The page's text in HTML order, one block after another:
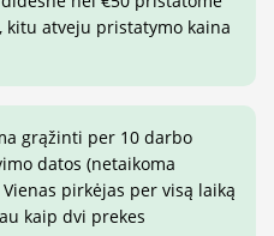
kitu atveju pristatymo kaina
grąžinti per 10 darbo
datos (netaikoma
pirkėjas per visą laiką
kaip dvi prekes